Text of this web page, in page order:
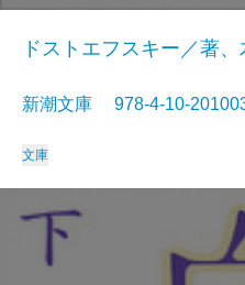
ドストエフスキー／著
新潮文庫 978-4-10-
文庫